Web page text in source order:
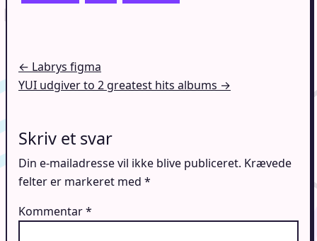
Indlægsnavigation
← Labrys figma
YUI udgiver to 2 greatest hits albums →
Skriv et svar
Din e-mailadresse vil ikke blive publiceret. Krævede
felter er markeret med *
Kommentar*